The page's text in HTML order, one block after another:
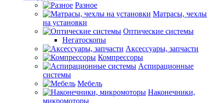
Разное
Матрасы, чехлы
на установки
Оптические системы
Негатоскопы
Аксессуары, запчасти
Компрессоры
Аспирационные
системы
Мебель
Наконечники,
микромоторы